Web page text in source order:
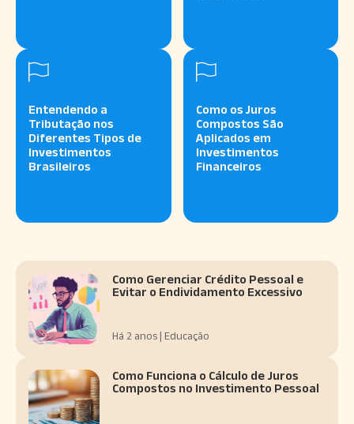
Entendendo a
Tributação nos
Diferentes Tipos de
Investimentos
Brasileiros
Como os Juros
Compostos São
Aplicados em
Investimentos
Financeiros
Como Gerenciar Crédito Pessoal e
Evitar o Endividamento Excessivo
Há 2 anos | Educação
Como Funciona o Cálculo de Juros
Compostos no Investimento Pessoal